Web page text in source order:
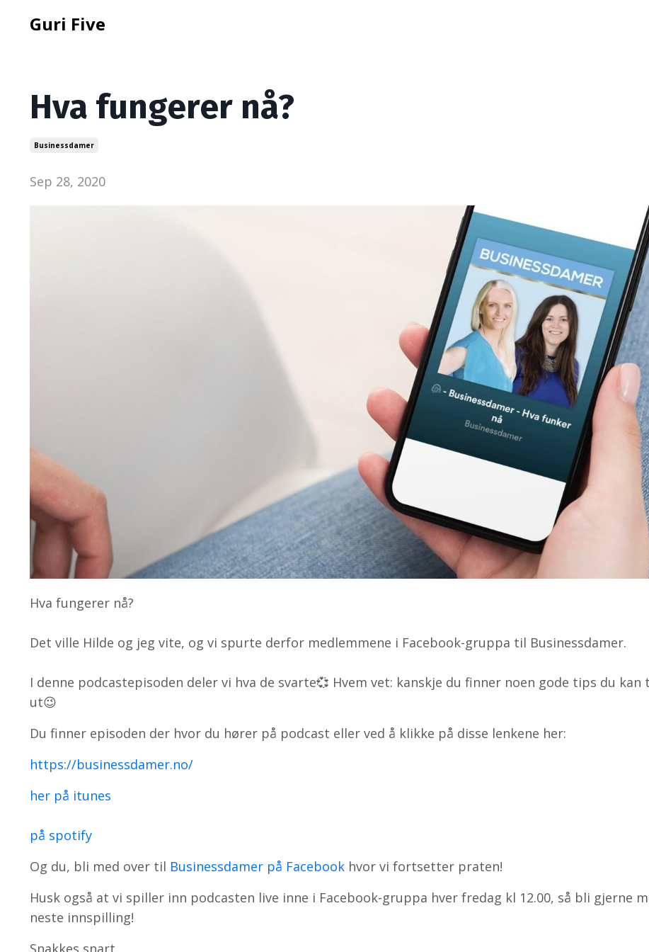
Guri Five
Hva fungerer nå?
Businessdamer
Sep 28, 2020
Hva fungerer nå?
Det ville Hilde og jeg vite, og vi spurte derfor medlemmene i Facebook-gruppa til Businessdamer.
I denne podcastepisoden deler vi hva de svarte💞 Hvem vet: kanskje du finner noen gode tips du kan
ut😉
Du finner episoden der hvor du hører på podcast eller ved å klikke på disse lenkene her:
https://businessdamer.no/
her på itunes
på spotify
Og du, bli med over til Businessdamer på Facebook hvor vi fortsetter praten!
Husk også at vi spiller inn podcasten live inne i Facebook-gruppa hver fredag kl 12.00, så bli gjerne
neste innspilling!